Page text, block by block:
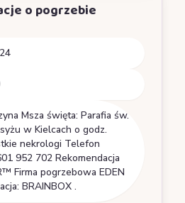
o pogrzebie
Msza święta: Parafia św.
w Kielcach o godz.
nekrologi Telefon
952 702 Rekomendacja
Firma pogrzebowa EDEN
BRAINBOX .